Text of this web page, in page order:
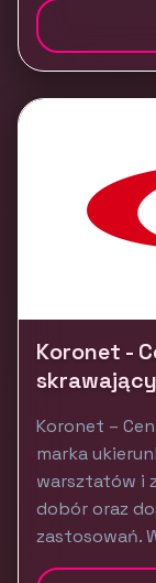
Koronet -
Koronet –
marka
warsztatów i
dobór oraz
zastosowań.